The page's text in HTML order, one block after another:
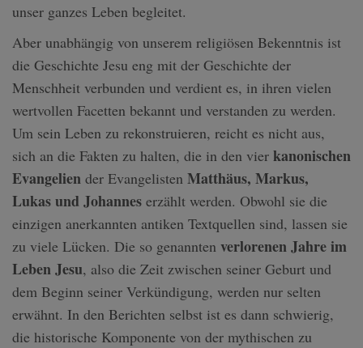
unser ganzes Leben begleitet.
Aber unabhängig von unserem religiösen Bekenntnis ist
die Geschichte Jesu eng mit der Geschichte der
Menschheit verbunden und verdient es, in ihren vielen
wertvollen Facetten bekannt und verstanden zu werden.
Um sein Leben zu rekonstruieren, reicht es nicht aus,
sich an die Fakten zu halten, die in den vier kanonischen
Evangelien der Evangelisten Matthäus, Markus,
Lukas und Johannes erzählt werden. Obwohl sie die
einzigen anerkannten antiken Textquellen sind, lassen sie
zu viele Lücken. Die so genannten verlorenen Jahre im
Leben Jesu, also die Zeit zwischen seiner Geburt und
dem Beginn seiner Verkündigung, werden nur selten
erwähnt. In den Berichten selbst ist es dann schwierig,
die historische Komponente von der mythischen zu